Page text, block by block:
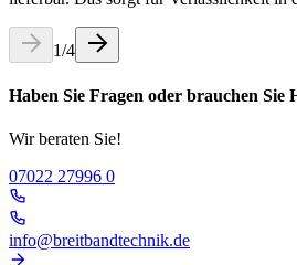
1/4
Haben Sie Fragen oder brauchen Sie
Wir beraten Sie!
07022 27996 0
info@breitbandtechnik.de